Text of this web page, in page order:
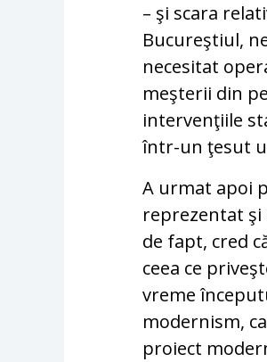
– şi scara
Bucureştiul,
necesitat
meşterii din
intervenţiile
într-un ţesut
A urmat apoi
reprezentat şi
de fapt, cred
ceea ce
vreme
modernism,
proiect